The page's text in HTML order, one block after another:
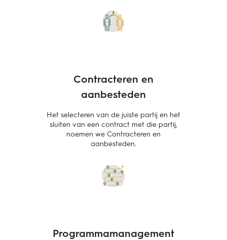
Contracteren en
aanbesteden
Het selecteren van de juiste partij en het
sluiten van een contract met die partij,
noemen we Contracteren en
aanbesteden.
Programmamanagement